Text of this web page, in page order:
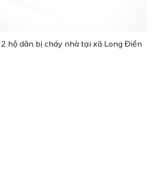
hộ dân bị cháy nhà tại xã Long Điền